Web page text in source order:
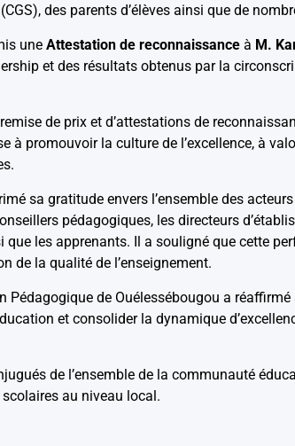
des parents d’élèves ainsi que de
une Attestation de reconnaissanceà M.
et des résultats obtenus par la
de prix et d’attestations de
à promouvoir la culture de l’excellence, à
sa gratitude envers l’ensemble des
pédagogiques, les directeurs
que les apprenants. Il a souligné que cette
de la qualité de l’enseignement.
Pédagogique de Ouélessébougou a
et consolider la dynamique
de l’ensemble de la communauté
au niveau local.